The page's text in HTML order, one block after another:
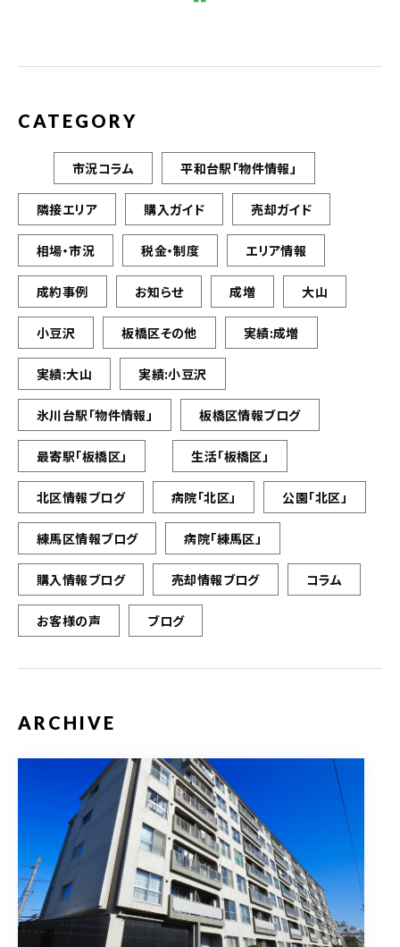
CATEGORY
市況コラム 平和台駅「物件情報」
隣接エリア 購入ガイド 売却ガイド
相場・市況 税金・制度 エリア情報
成約事例 お知らせ 成増 大山
小豆沢 板橋区その他 実績:成増
実績:大山 実績:小豆沢
氷川台駅「物件情報」 板橋区情報ブログ
最寄駅「板橋区」 生活「板橋区」
北区情報ブログ 病院「北区」 公園「北区」
練馬区情報ブログ 病院「練馬区」
購入情報ブログ 売却情報ブログ コラム
お客様の声 ブログ
ARCHIVE